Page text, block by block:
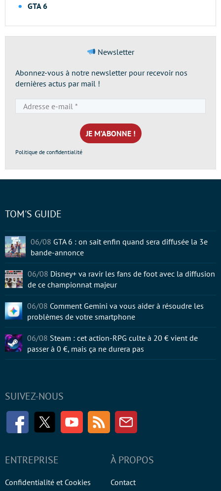
GTA 6
Newsletter
Abonnez-vous à notre newsletter pour recevoir nos
dernières actus par mail !
e-
mail
*
Politique de confidentialité
SUIVEZ-NOUS
FacebookTwitter Youtube RSS Newsletter
ENTREPRISE
Confidentialité et Cookies
À PROPOS
Contact
TOM'S GUIDE
06/08 GTA 6 : on sait enfin quand sera diffusée la 3e
bande-annonce
06/08 Disney+ va ravir les fans de foot avec la diffusion
de ce championnat majeur
06/08 Comment Gemini va vous aider à résoudre les
problèmes de votre smartphone
06/08 Steam : cet action-RPG culte à 20 € vient de
passer à 0 €, mais ça ne durera pas